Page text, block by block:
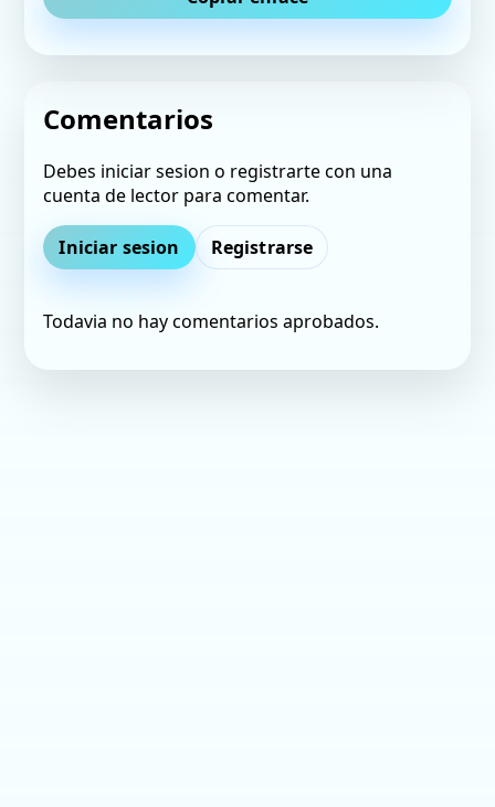
Comentarios
Debes iniciar sesion o registrarte con una
cuenta de lector para comentar.
Iniciar sesion Registrarse
Todavia no hay comentarios aprobados.